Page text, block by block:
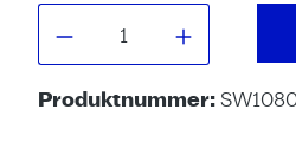
Produkt
Produktnummer: